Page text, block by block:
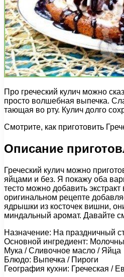
Про греческий кулич можно
просто волшебная выпечка.
тающая во рту. Кулич долго
Смотрите, как приготовить
Описание
Греческий кулич можно
яйцами и без. Я покажу оба
тесто можно добавить
оригинальном рецепте
ядрышки из косточек вишни,
миндальный аромат. Давайте
Назначение: На праздничный
Основной ингредиент:
Мука / Сливочное масло / Яйца
Блюдо: Выпечка / Пироги
География кухни: Греческая /